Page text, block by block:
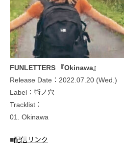
FUNLETTERS 『Okinawa』
Release Date：2022.07.20 (Wed.)
Label：術ノ穴
Tracklist：
01. Okinawa
■配信リンク